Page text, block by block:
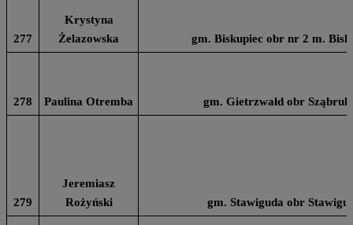
277
Krystyna
Żelazowska
gm. Biskupiec obr nr 2 m.
278 Paulina Otremba gm. Gietrzwałd obr
279
Jeremiasz
Rożyński
gm. Stawiguda obr